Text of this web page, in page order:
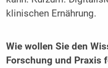
klinischen Ernährung.
Wie wollen Sie den
Forschung und Praxis